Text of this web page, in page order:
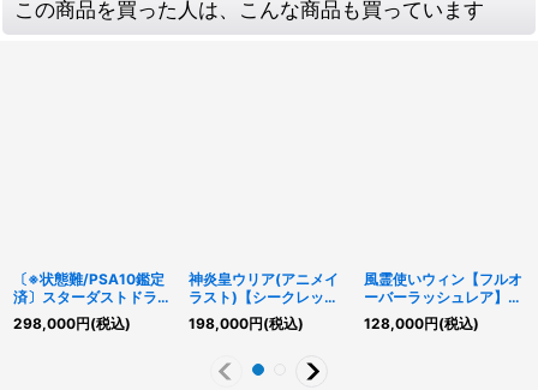
この商品を買った人は、こんな商品も買っています
〔※状態難/PSA10鑑定
済〕スターダストドラゴ
ン【レリーフ】{TDGS-
JP040}《シンクロ》
298,000円(税込)
神炎皇ウリア(アニメイ
ラスト)【シークレッ
ト】{-}《モンスター》
198,000円(税込)
風霊使いウィン【フルオ
ーバーラッシュレア】
{RD/ORP4-JP004}
《RDモンスター》
128,000円(税込)